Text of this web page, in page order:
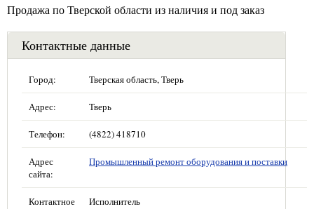
Продажа по Тверской области из наличия и под заказ
Контактные данные
Город: Тверская область, Тверь
Адрес: Тверь
Телефон: (4822) 418710
Адрес
сайта:
Промышленный ремонт оборудования и поставки
Контактное
Исполнитель